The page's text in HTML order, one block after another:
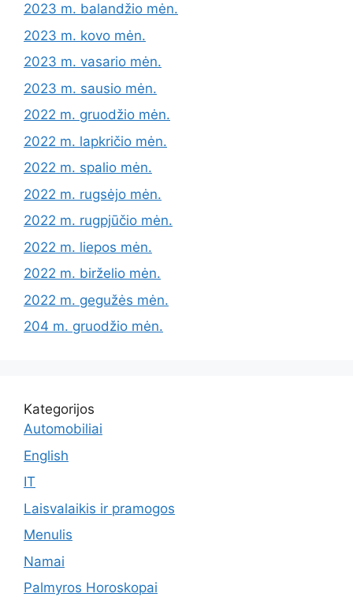
2023 m. balandžio mėn.
2023 m. kovo mėn.
2023 m. vasario mėn.
2023 m. sausio mėn.
2022 m. gruodžio mėn.
2022 m. lapkričio mėn.
2022 m. spalio mėn.
2022 m. rugsėjo mėn.
2022 m. rugpjūčio mėn.
2022 m. liepos mėn.
2022 m. birželio mėn.
2022 m. gegužės mėn.
204 m. gruodžio mėn.
Kategorijos
Automobiliai
English
IT
Laisvalaikis ir pramogos
Menulis
Namai
Palmyros Horoskopai